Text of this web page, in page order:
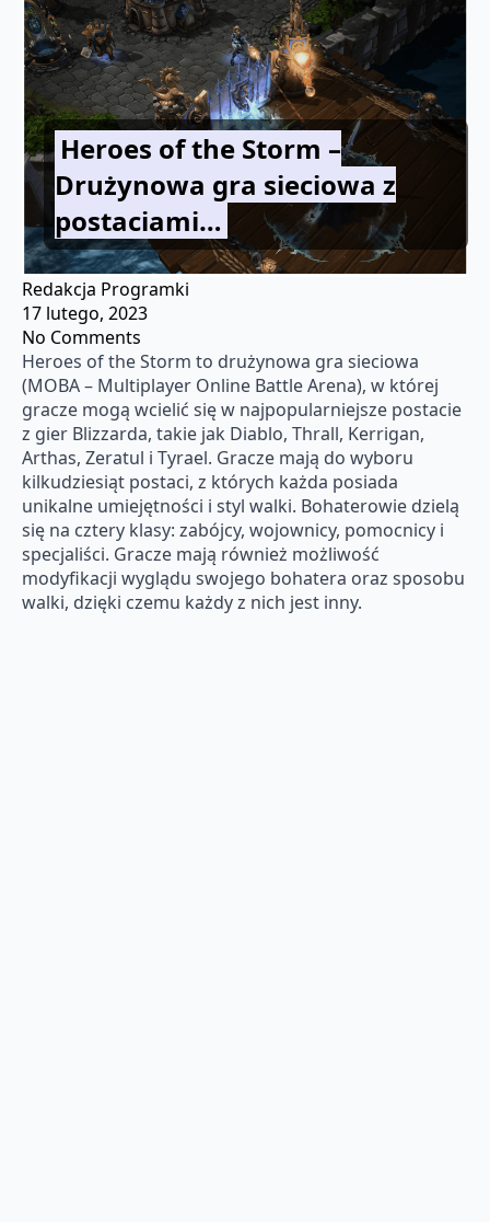
Heroes of the Storm –
Drużynowa gra sieciowa z
postaciami…
Redakcja Programki
17 lutego, 2023
No Comments
Heroes of the Storm to drużynowa gra sieciowa
(MOBA – Multiplayer Online Battle Arena), w której
gracze mogą wcielić się w najpopularniejsze postacie
z gier Blizzarda, takie jak Diablo, Thrall, Kerrigan,
Arthas, Zeratul i Tyrael. Gracze mają do wyboru
kilkudziesiąt postaci, z których każda posiada
unikalne umiejętności i styl walki. Bohaterowie dzielą
się na cztery klasy: zabójcy, wojownicy, pomocnicy i
specjaliści. Gracze mają również możliwość
modyfikacji wyglądu swojego bohatera oraz sposobu
walki, dzięki czemu każdy z nich jest inny.